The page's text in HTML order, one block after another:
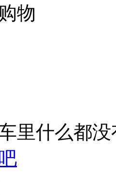
物
里什么都没